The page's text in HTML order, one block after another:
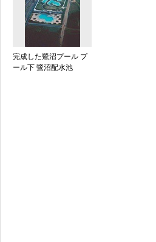
完成した鷺沼プール プ
ール下 鷺沼配水池